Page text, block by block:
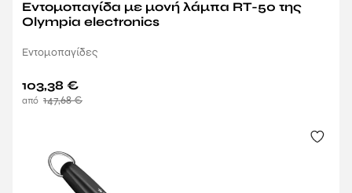
Εντομοπαγίδα με μονή λάμπα RT-50 της
Olympia electronics
Εντομοπαγίδες
147,68€
103,38 €